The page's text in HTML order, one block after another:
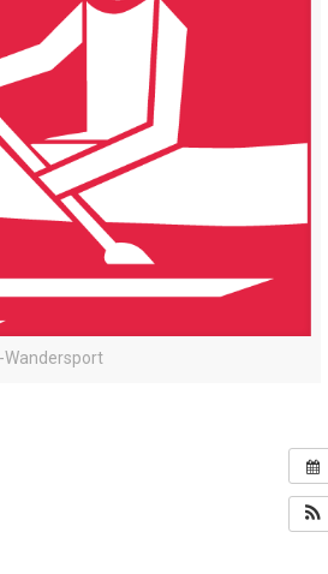
Wandersport